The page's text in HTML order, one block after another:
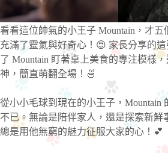
看看這位帥氣的小王子 Mountain，才五
充滿了靈氣與好奇心！😍 家長分享的
了 Mountain 盯著桌上美食的專注模樣
神，簡直萌翻全場！🍜
從小小毛球到現在的小王子，Mountain
不已。無論是陪伴家人，還是探索新鮮
總是用他無窮的魅力征服大家的心！💕